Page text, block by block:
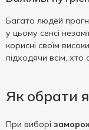
Багато людей
у цьому сенсі
корисні своїм
підходячи всім, хто
Як обрати
При виборі